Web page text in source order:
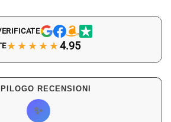
★★★★★4.95
RECENSIONI
✨